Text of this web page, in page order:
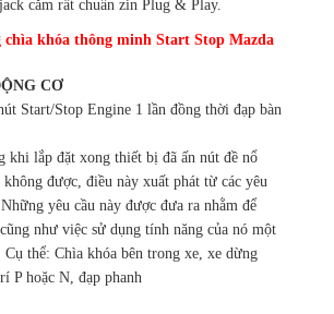
cắm rất chuẩn zin Plug & Play.
chìa khóa thông minh Start Stop Mazda
CƠ
Start/Stop Engine 1 lần đồng thời đạp bàn
khi lắp đặt xong thiết bị đã ấn nút đề nổ
được, điều này xuất phát từ các yêu
yêu cầu này được đưa ra nhằm để
như việc sử dụng tính năng của nó một
Cụ thể: Chìa khóa bên trong xe, xe dừng
P hoặc N, đạp phanh